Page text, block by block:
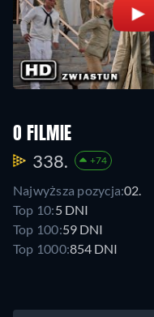
O FILMIE
338. +74
Najwyższa pozycja:02.
Top 10:5 DNI
Top 100:59 DNI
Top 1000:854 DNI